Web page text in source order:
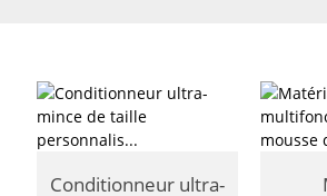
Conditionneur ultra-